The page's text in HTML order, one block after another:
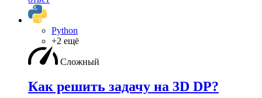
Python
+2 ещё
Сложный
Как решить задачу на 3D DP?